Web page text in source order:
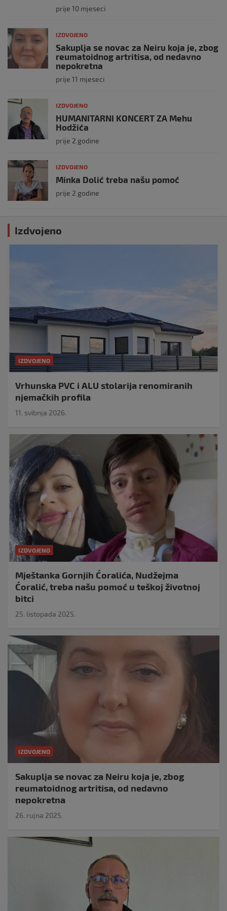
prije 10 mjeseci
IZDVOJENO
Sakuplja se novac za Neiru koja je, zbog
reumatoidnog artritisa, od nedavno
nepokretna
prije 11 mjeseci
IZDVOJENO
HUMANITARNI KONCERT ZA Mehu
Hodžića
prije 2 godine
IZDVOJENO
Minka Dolić treba našu pomoć
prije 2 godine
Izdvojeno
IZDVOJENO
Vrhunska PVC i ALU stolarija renomiranih
njemačkih profila
11. svibnja 2026.
IZDVOJENO
Mještanka Gornjih Ćoralića, Nudžejma
Ćoralić, treba našu pomoć u teškoj životnoj
bitci
25. listopada 2025.
IZDVOJENO
Sakuplja se novac za Neiru koja je, zbog
reumatoidnog artritisa, od nedavno
nepokretna
26. rujna 2025.